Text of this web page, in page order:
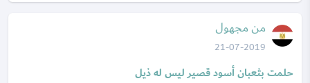
من مجهول
21-07-2019
حلمت بثعبان أسود قصير ليس له ذيل